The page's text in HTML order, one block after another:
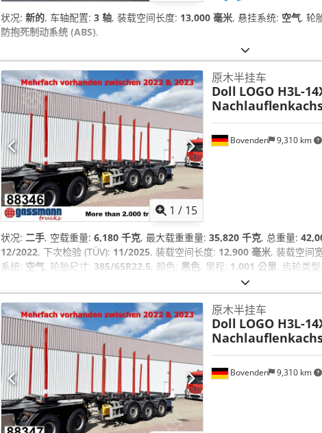
状况: 新的, 车轴配置: 3 轴, 装载空间长度: 13,000 毫米, 悬挂系统: 空气, 轮
防抱死制动系统 (ABS),
1 / 15
Bovenden 9,310 km
原木半挂车
Doll LOGO H3L-
状况: 二手, 空载重量: 6,180 千克, 最大载重重量: 35,820 千克, 总重量:
12/2022, 下次检验 (TÜV): 11/2025, 装载空间长度: 12,900 毫米, 装载空间
系统: 空气, 轮胎尺寸: 385/65R22.5, 颜色: 黑色, 里程: 1,001 公里, 齿轮类型:
Bovenden 9,310 km
原木半挂车
Doll LOGO H3L-